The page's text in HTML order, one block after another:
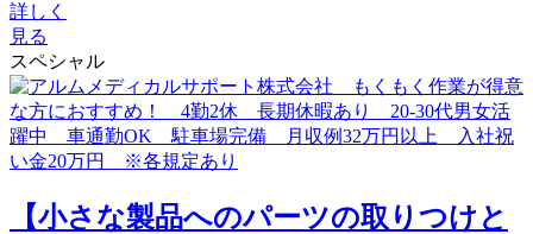
詳しく
見る
スペシャル
【小さな製品へのパーツの取りつけと